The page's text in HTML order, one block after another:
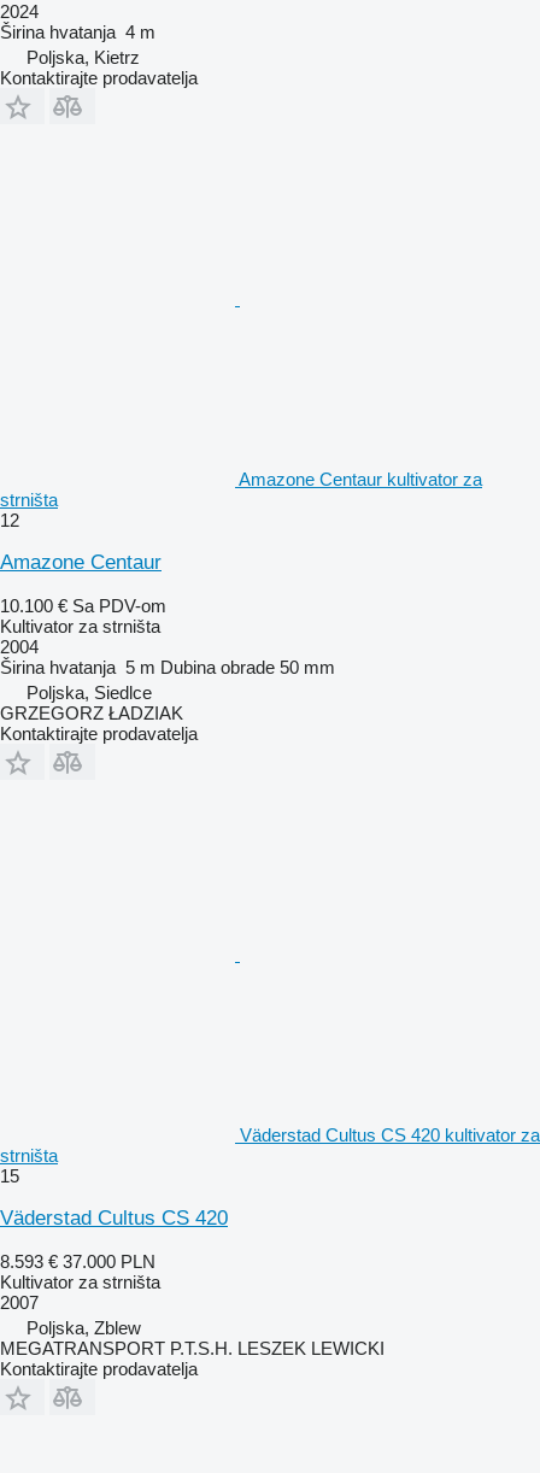
2024
Širina hvatanja 4 m
Poljska, Kietrz
Kontaktirajte prodavatelja
Amazone Centaur kultivator za
strništa
12
Amazone Centaur
10.100 € Sa PDV-om
Kultivator za strništa
2004
Širina hvatanja 5 m Dubina obrade 50 mm
Poljska, Siedlce
GRZEGORZ ŁADZIAK
Kontaktirajte prodavatelja
Väderstad Cultus CS 420 kultivator za
strništa
15
Väderstad Cultus CS 420
8.593 € 37.000 PLN
Kultivator za strništa
2007
Poljska, Zblew
MEGATRANSPORT P.T.S.H. LESZEK LEWICKI
Kontaktirajte prodavatelja